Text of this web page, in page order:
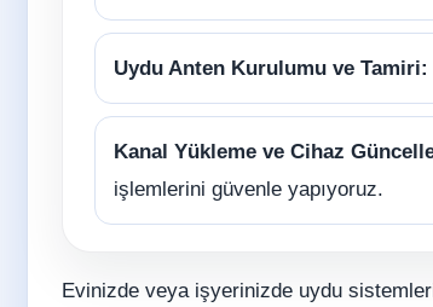
Uydu Anten Kurulumu ve Tamiri:
Kanal Yükleme ve Cihaz
işlemlerini güvenle yapıyoruz.
Evinizde veya işyerinizde uydu